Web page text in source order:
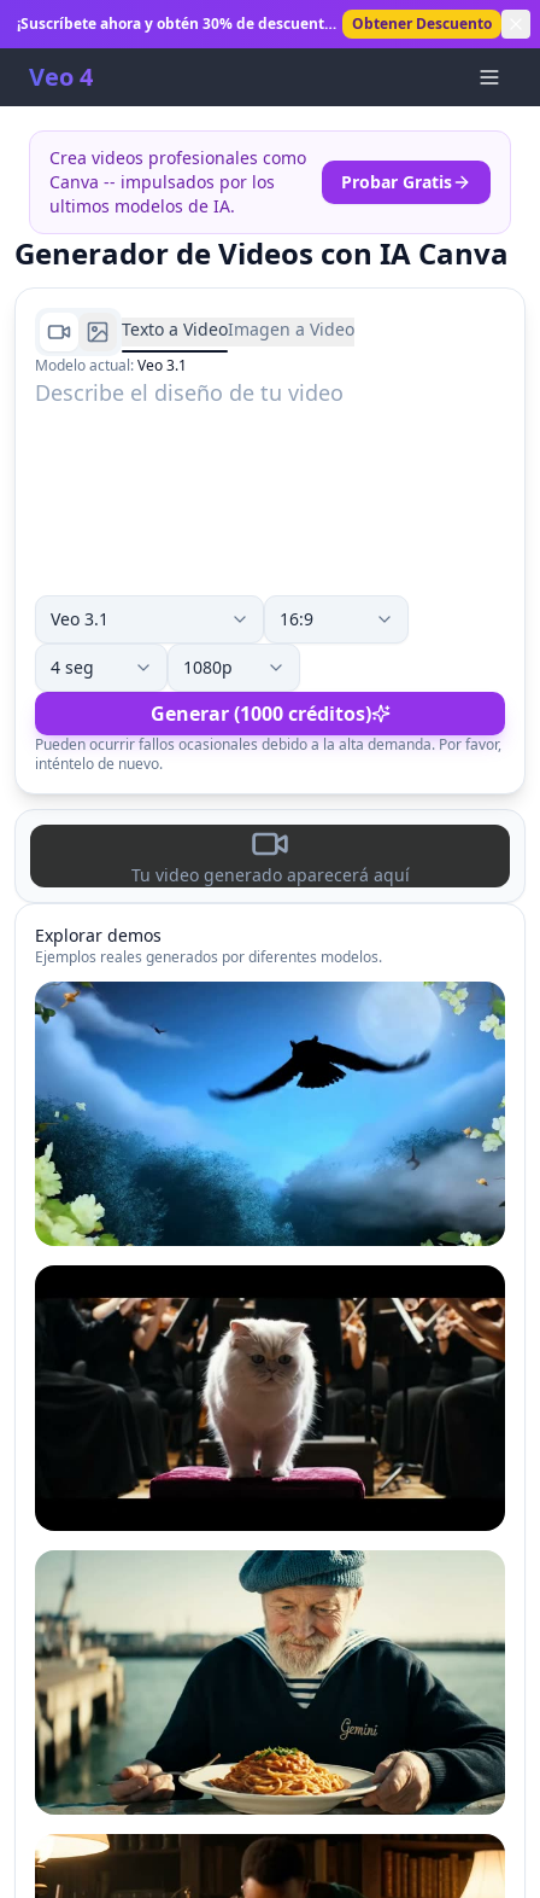
¡Suscríbete ahora y obtén 30% de descuento!
Obtener Descuento
Veo 4
Crea videos profesionales como
Canva -- impulsados por los
ultimos modelos de IA.
Probar Gratis
Generador de Videos con IA Canva
Texto a VideoImagen a Video
Modelo actual:Veo 3.1
Generar (1000 créditos)
Pueden ocurrir fallos ocasionales debido a la alta demanda. Por favor,
inténtelo de nuevo.
Tu video generado aparecerá aquí
Explorar demos
Ejemplos reales generados por diferentes modelos.